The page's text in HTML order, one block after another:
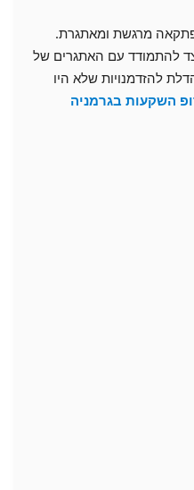
מרגשת ומאתגרת.
להתמודד עם האתגרים של
להזדמנויות שלא היו
השקעות בגרמניה